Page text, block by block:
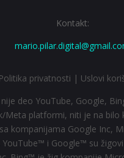
Kontakt:
Politika privatnosti | Uslovi
deo YouTube, Google,
Meta platformi, niti je na bilo
kompanijama Google Inc,
YouTube™ i Google™ su